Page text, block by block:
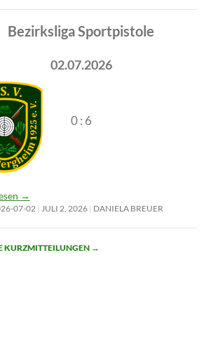
Bezirksliga Sportpistole
02.07.2026
0 : 6
→
07-02 JULI 2, 2026 DANIELA BREUER
KURZMITTEILUNGEN →